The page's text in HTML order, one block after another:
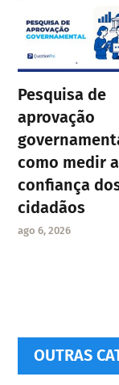
Pesquisa de
aprovação
como medir a
confiança
cidadãos
ago 6, 2026
OUTRAS